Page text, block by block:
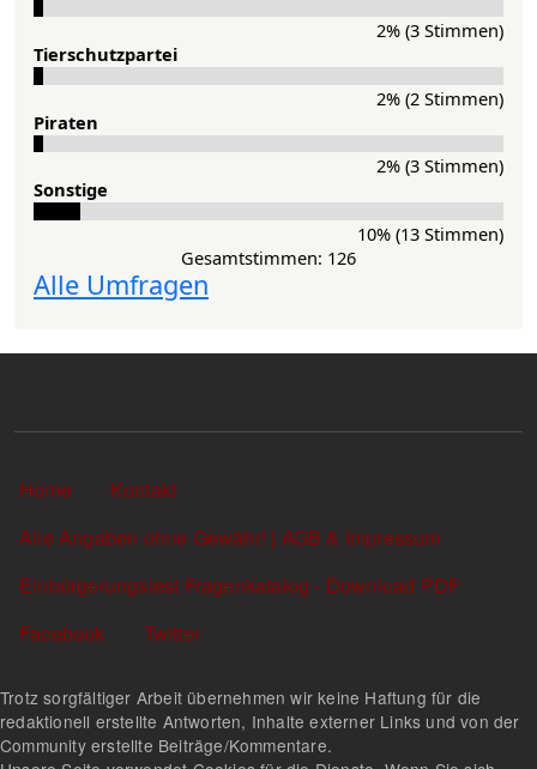
2% (3 Stimmen)
Tier­schutz­partei
2% (2 Stimmen)
Pi­ra­ten
2% (3 Stimmen)
Sons­ti­ge
10% (13 Stimmen)
Gesamtstimmen: 126
Alle Umfragen
Sekundärlinks
Home
Kontakt
Alle Angaben ohne Gewähr! | AGB & Impressum
Einbürgerungstest Fragenkatalog - Download PDF
Facebook
Twitter
Trotz sorgfältiger Arbeit übernehmen wir keine Haftung für die
redaktionell erstellte Antworten, Inhalte externer Links und von der
Community erstellte Beiträge/Kommentare.